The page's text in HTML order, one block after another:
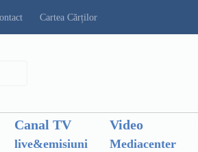
Cartea Cărților
Canal TV
live&emisiuni
Video
Mediacenter